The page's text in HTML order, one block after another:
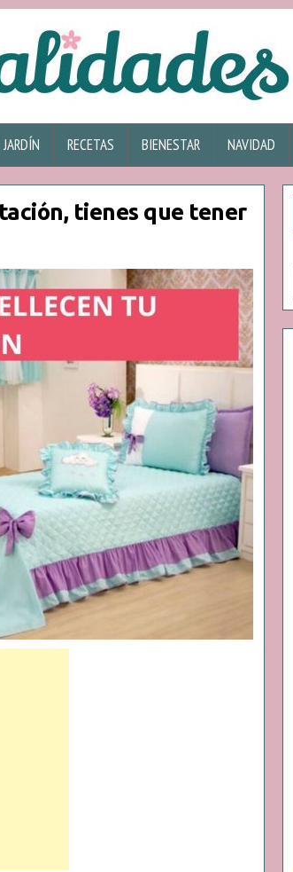
JARDÍN RECETAS BIENESTAR NAVIDAD
tienes que tener